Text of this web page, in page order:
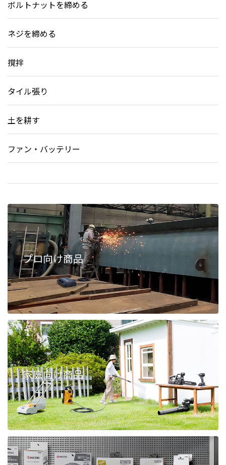
ボルトナットを締める
ネジを締める
撹拌
タイル張り
土を耕す
ファン・バッテリー
プロ向け商品
家庭向け商品